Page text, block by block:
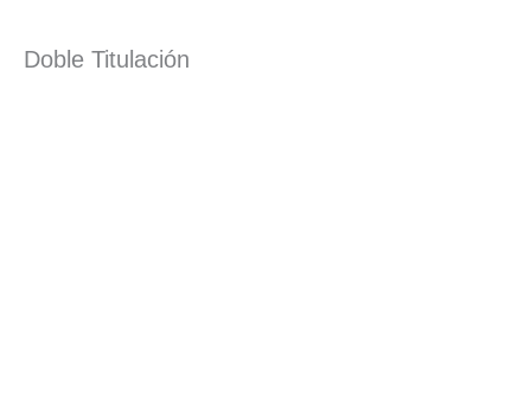
Doble Titulación